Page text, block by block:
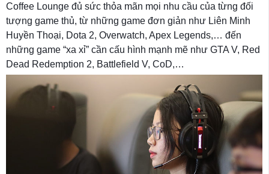
Coffee Lounge đủ sức thỏa mãn mọi nhu cầu của từng đối
tượng game thủ, từ những game đơn giản như Liên Minh
Huyền Thoại, Dota 2, Overwatch, Apex Legends,… đến
những game “xa xỉ” cần cấu hình mạnh mẽ như GTA V, Red
Dead Redemption 2, Battlefield V, CoD,…